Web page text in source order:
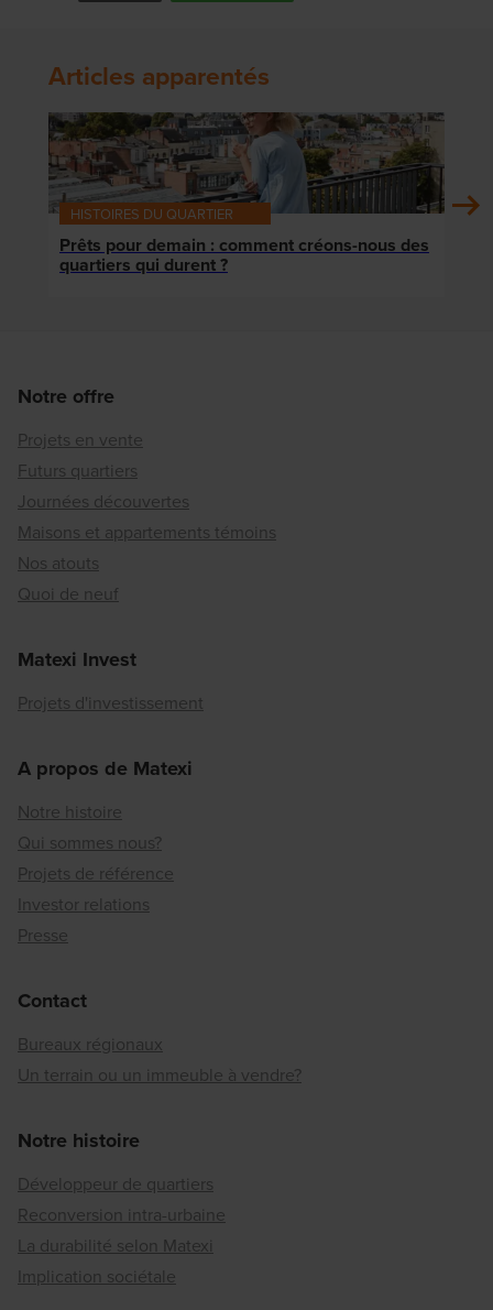
Articles apparentés
HISTOIRES DU QUARTIER
Prêts pour demain : comment créons-nous des
quartiers qui durent ?
Notre offre
Projets en vente
Futurs quartiers
Journées découvertes
Maisons et appartements témoins
Nos atouts
Quoi de neuf
Matexi Invest
Projets d'investissement
A propos de Matexi
Notre histoire
Qui sommes nous?
Projets de référence
Investor relations
Presse
Contact
Bureaux régionaux
Un terrain ou un immeuble à vendre?
Notre histoire
Développeur de quartiers
Reconversion intra-urbaine
La durabilité selon Matexi
Implication sociétale